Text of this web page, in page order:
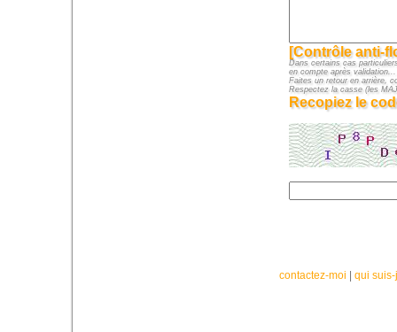
[Contrôle anti-
Dans certains cas
en compte après
Faites un retour en arrière,
Respectez la casse (les
Recopiez le
contactez-moi qui